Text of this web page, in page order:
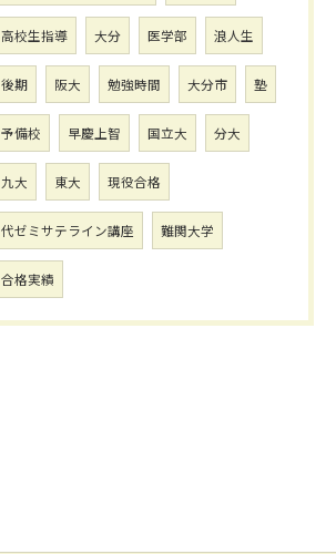
高校生指導 大分 医学部 浪人生
後期 阪大 勉強時間 大分市 塾
予備校 早慶上智 国立大 分大
九大 東大 現役合格
代ゼミサテライン講座 難関大学
合格実績